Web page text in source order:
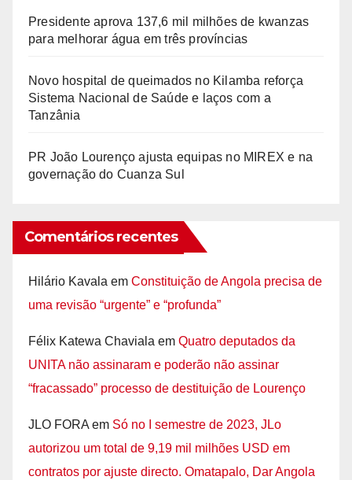
Presidente aprova 137,6 mil milhões de kwanzas
para melhorar água em três províncias
Novo hospital de queimados no Kilamba reforça
Sistema Nacional de Saúde e laços com a
Tanzânia
PR João Lourenço ajusta equipas no MIREX e na
governação do Cuanza Sul
Comentários recentes
Hilário Kavala em Constituição de Angola precisa de
uma revisão “urgente” e “profunda”
Félix Katewa Chaviala em Quatro deputados da
UNITA não assinaram e poderão não assinar
“fracassado” processo de destituição de Lourenço
JLO FORA em Só no I semestre de 2023, JLo
autorizou um total de 9,19 mil milhões USD em
contratos por ajuste directo. Omatapalo, Dar Angola